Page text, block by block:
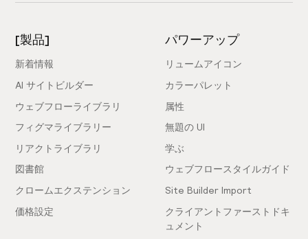
[製品]
新着情報
AI サイトビルダー
ウェブフローライブラリ
フィグマライブラリー
リアクトライブラリ
図書館
クロームエクステンション
価格設定
パワーアップ
リュームアイコン
カラーパレット
属性
無題の UI
学ぶ
ウェブフロースタイルガイド
Site Builder Import
クライアントファーストドキ
ュメント